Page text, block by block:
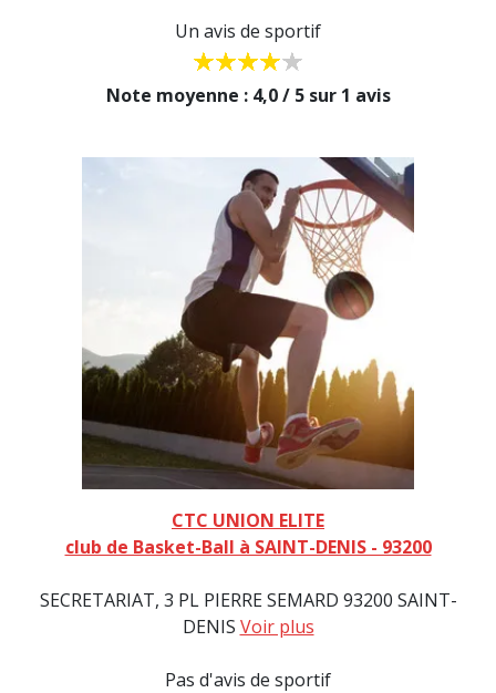
Un avis de sportif
Note moyenne : 4,0 / 5 sur 1 avis
CTC UNION ELITE
club de Basket-Ball à SAINT-DENIS - 93200
SECRETARIAT, 3 PL PIERRE SEMARD 93200 SAINT-
DENIS Voir plus
Pas d'avis de sportif